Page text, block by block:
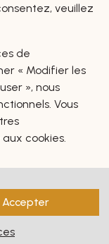
veuillez
de
« Modifier les
», nous
Vous
cookies.
Accepter